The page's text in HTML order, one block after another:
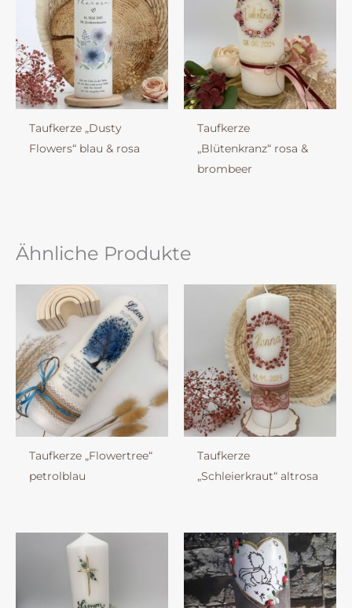
Taufkerze „Dusty
Flowers“ blau & rosa
Taufkerze
„Blütenkranz“ rosa &
brombeer
Ähnliche Produkte
Taufkerze „Flowertree“
petrolblau
Taufkerze
„Schleierkraut“ altrosa